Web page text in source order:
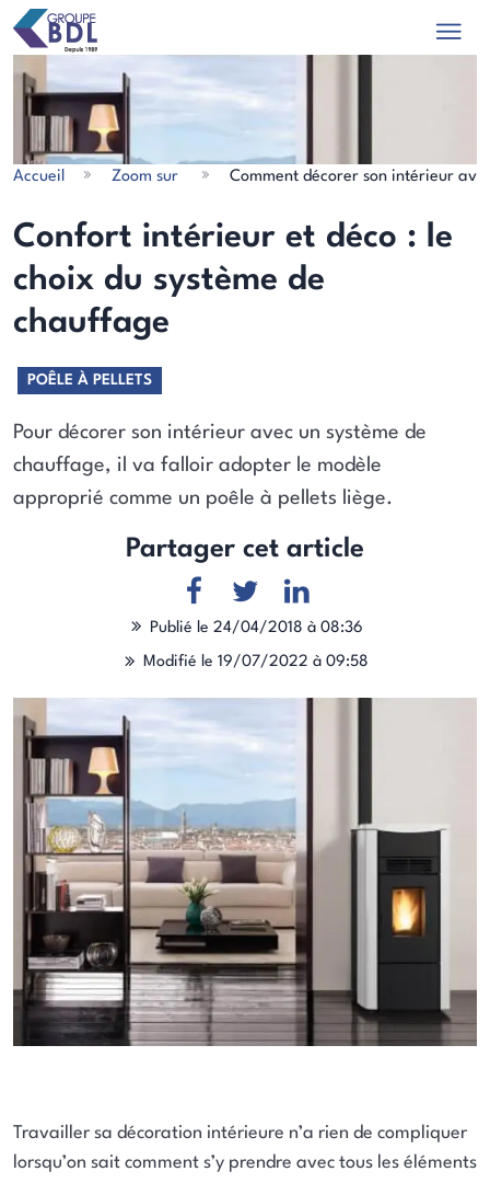
Accueil Zoom sur Comment décorer son intérieur
Confort intérieur et déco : le
choix du système de
chauffage
POÊLE À PELLETS
Pour décorer son intérieur avec un système de
chauffage, il va falloir adopter le modèle
approprié comme un poêle à pellets liège.
Partager cet article
Publié le 24/04/2018 à 08:36
Modifié le 19/07/2022 à 09:58
Travailler sa décoration intérieure n’a rien de compliquer
lorsqu’on sait comment s’y prendre avec tous les éléments